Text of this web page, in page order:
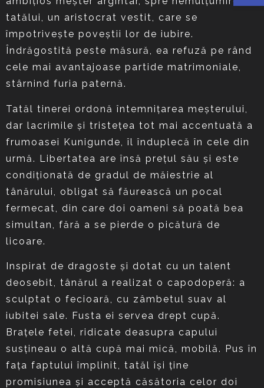
tatălui, un aristocrat vestit, care se
împotriveşte poveştii lor de iubire.
Îndrăgostită peste măsură, ea refuză pe rând
cele mai avantajoase partide matrimoniale,
stârnind furia paternă.
Tatăl tinerei ordonă întemniţarea meşterului,
dar lacrimile şi tristeţea tot mai accentuată a
frumoasei Kunigunde, îl înduplecă în cele din
urmă. Libertatea are însă preţul său şi este
condiţionată de gradul de măiestrie al
tânărului, obligat să făurească un pocal
fermecat, din care doi oameni să poată bea
simultan, fără a se pierde o picătură de
licoare.
Inspirat de dragoste şi dotat cu un talent
deosebit, tânărul a realizat o capodoperă: a
sculptat o fecioară, cu zâmbetul suav al
iubitei sale. Fusta ei servea drept cupă.
Braţele fetei, ridicate deasupra capului
susţineau o altă cupă mai mică, mobilă. Pus în
faţa faptului împlinit, tatăl îşi ţine
promisiunea şi acceptă căsătoria celor doi